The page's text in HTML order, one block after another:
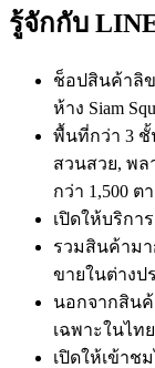
รู้จักกับ
ช็อปสินค้าลิข
ห้าง Siam
พื้นที่กว่า 3 ชั้
สวนสวย, พ
กว่า 1,500 ต
เปิดให้บริกา
รวมสินค้ามา
ขายในต่างป
นอกจากสินค้
เฉพาะในไท
เปิดให้เข้าช